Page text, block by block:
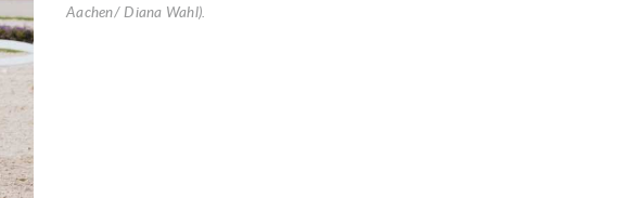
Aachen/ Diana Wahl).